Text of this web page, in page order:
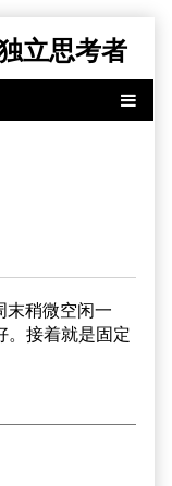
立思考者
末稍微空闲一
。接着就是固定